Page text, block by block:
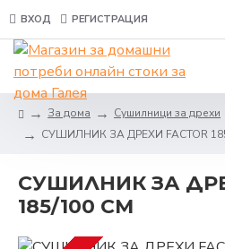
ВХОД РЕГИСТРАЦИЯ
За дома
Сушилници за дрехи
СУШИЛНИК ЗА ДРЕХИ FACTOR
СУШИЛНИК ЗА
185/100 СМ